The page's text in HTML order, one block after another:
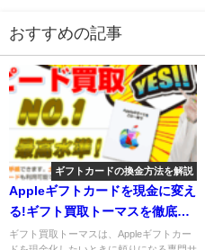
おすすめの記事
ギフトカードの換金方法を解説
Appleギフトカードを現金に変え
る!ギフト買取トーマスを徹底解
説
ギフト買取トーマスは、Appleギフトカー